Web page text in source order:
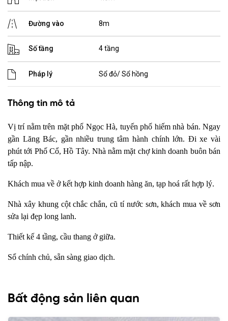
Đường vào 8m
Số tầng 4 tầng
Pháp lý Sổ đỏ/ Sổ hồng
Thông tin mô tả
Vị trí nằm trên mặt phố Ngọc Hà, tuyến phố hiếm nhà bán. Ngay
gần Lăng Bác, gần nhiều trung tâm hành chính lớn. Đi xe vài
phút tới Phố Cổ, Hồ Tây. Nhà nằm mặt chợ kinh doanh buôn bán
tấp nập.
Khách mua về ở kết hợp kinh doanh hàng ăn, tạp hoá rất hợp lý.
Nhà xây khung cột chắc chắn, cũ tí nước sơn, khách mua về sơn
sửa lại đẹp long lanh.
Thiết kế 4 tầng, cầu thang ở giữa.
Sổ chính chủ, sẵn sàng giao dịch.
Bất động sản liên quan